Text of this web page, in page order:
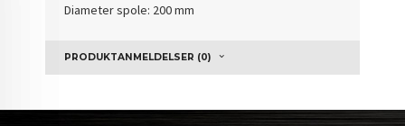
Diameter spole: 200 mm
PRODUKTANMELDELSER (0)